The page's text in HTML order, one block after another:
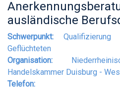
ausländische
Schwerpunkt:
Geflüchteten
Organisation:
Handelskammer Duisburg -
Telefon: